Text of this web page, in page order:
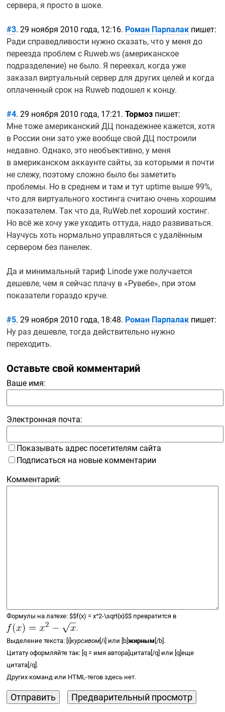
сервера, я просто в шоке.
#3. 29 ноября 2010 года, 12:16. Роман Парпалак пишет:
Ради справедливости нужно сказать, что у меня до
переезда проблем с Ruweb.ws (американское
подразделение) не было. Я переехал, когда уже
заказал виртуальный сервер для других целей и когда
оплаченный срок на Ruweb подошел к концу.
#4. 29 ноября 2010 года, 17:21.Тормоз пишет:
Мне тоже американский ДЦ понадежнее кажется, хотя
в России они зато уже вообще свой ДЦ построили
недавно. Однако, это необъективно, у меня
в американском аккаунте сайты, за которыми я почти
не слежу, поэтому сложно было бы заметить
проблемы. Но в среднем и там и тут uptime выше 99%,
что для виртуального хостинга считаю очень хорошим
показателем. Так что да, RuWeb.net хороший хостинг.
Но всё же хочу уже уходить оттуда, надо развиваться.
Научусь хоть нормально управляться с удалённым
сервером без панелек.
Да и минимальный тариф Linode уже получается
дешевле, чем я сейчас плачу в «Рувебе», при этом
показатели гораздо круче.
#5. 29 ноября 2010 года, 18:48. Роман Парпалак пишет:
Ну раз дешевле, тогда действительно нужно
переходить.
Оставьте свой комментарий
Ваше имя:
Электронная почта:
Показывать адрес посетителям сайта
Подписаться на новые комментарии
Комментарий:
Формулы на латехе:$$f(x) =x^2-\sqrt{x}$$ превратится в
.
Выделение текста: [i]курсивом [/i] или [b]жирным [/b].
Цитату оформляйте так: [q = имя автора]цитата[/q] или [q]еще
цитата[/q].
Других команд или HTML-тегов здесь нет.